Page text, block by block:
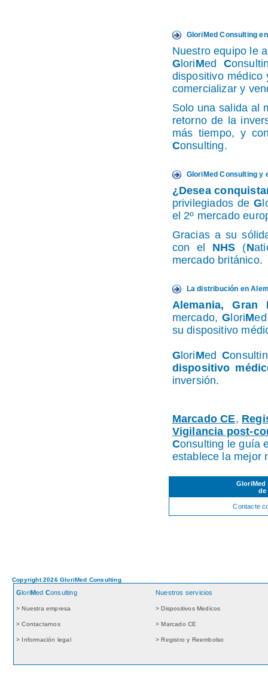
GloriMed Consulting
Nuestro equipo le
G loriMed C
dispositivo
comercializar y
Solo una salida al
retorno de la
más tiempo, y
Consulting.
GloriMed Consulting y
¿Desea
privilegiados deG
el 2º mercado
Gracias a su
con el NHS (N
mercado británico.
La distribución en
Alemania, Gran
mercado,G loriM
su dispositivo
G loriMedC
dispositivo
inversión.
Marcado CE,
Vigilancia post-
Consulting le guía
establece la mejor
de
Contacte
Copyright 2026 GloriMed Consulting
GloriMed Consulting Nuestros servicios
> Nuestra empresa > Dispositivos Medicos
> Contactarnos > Marcado CE
> Información legal > Registro y Reembolso